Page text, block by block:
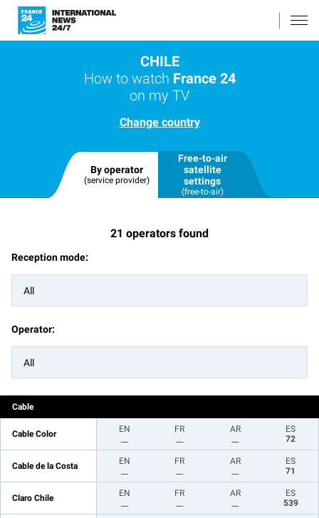
CHILE
How to watch France 24
on my TV
Change country
By operator
(service provider)
Free-to-air
satellite
settings
(free-to-air)
21 operators found
Reception mode:
All
Operator:
All
Cable
Cable Color
EN
FR
AR
ES
72
Cable de la Costa
EN
FR
AR
ES
71
Claro Chile
EN
FR
AR
ES
539